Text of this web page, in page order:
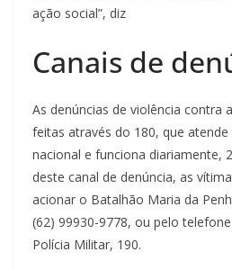
ação social”, diz
Canais de
As denúncias de violência contra
feitas através do 180, que
nacional e funciona diariamente,
deste canal de denúncia, as
acionar o Batalhão Maria da
(62) 99930-9778, ou pelo
Polícia Militar, 190.